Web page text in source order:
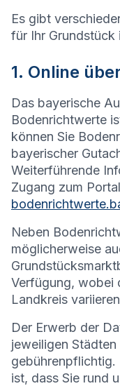
Es gibt
für Ihr Grundstück
1. Online
Das bayerische
Bodenrichtwerte
können Sie
bayerischer
Weiterführende
Zugang zum
Neben
möglicherweise
Verfügung, wobei
Landkreis
Der Erwerb der
jeweiligen
gebührenpflichtig.
ist, dass Sie rund